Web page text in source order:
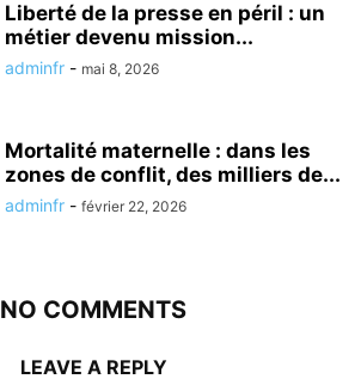
Liberté de la presse en péril : un
métier devenu mission...
adminfr - mai 8, 2026
Mortalité maternelle : dans les
zones de conflit, des milliers de...
adminfr - février 22, 2026
NO COMMENTS
LEAVE A REPLY